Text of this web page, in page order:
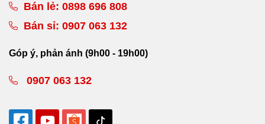
Bán lẻ: 0898 696 808
Bán sỉ: 0907 063 132
Góp ý, phản ánh (9h00 - 19h00)
0907 063 132